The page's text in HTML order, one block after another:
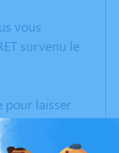
vous
survenu le
pour laisser
une
des